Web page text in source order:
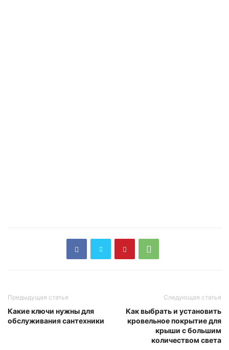
Предыдущая статья
Какие ключи нужны для
обслуживания сантехники
Следующая статья
Как выбрать и установить
кровельное покрытие для
крыши с большим
количеством света